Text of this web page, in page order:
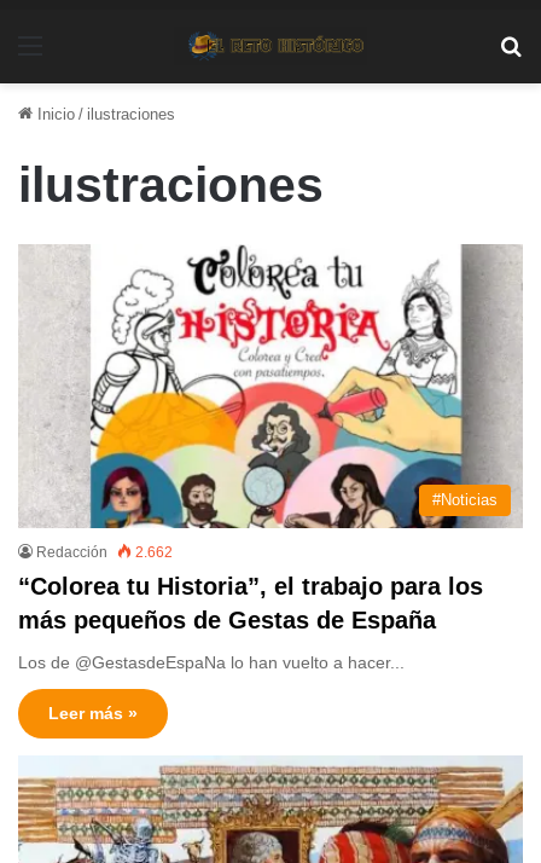
Inicio / ilustraciones
ilustraciones
#Noticias
Redacción 2.662
“Colorea tu Historia”, el trabajo para los
más pequeños de Gestas de España
Los de @GestasdeEspaNa lo han vuelto a hacer...
Leer más »